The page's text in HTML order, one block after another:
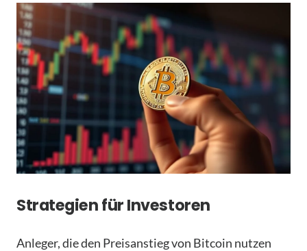
Strategien für Investoren
Anleger, die den Preisanstieg von Bitcoin nutzen